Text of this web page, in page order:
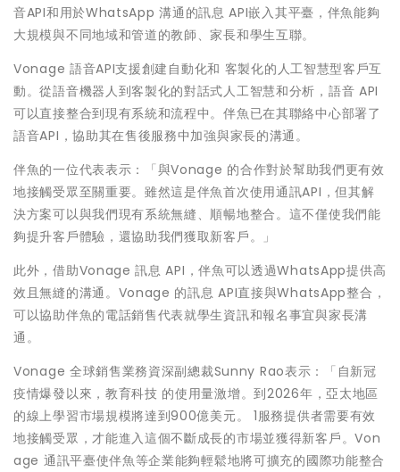
音API和用於WhatsApp 溝通的訊息 API嵌入其平臺，伴魚能夠
大規模與不同地域和管道的教師、家長和學生互聯。
Vonage 語音API支援創建自動化和 客製化的人工智慧型客戶互
動。從語音機器人到客製化的對話式人工智慧和分析，語音 API
可以直接整合到現有系統和流程中。伴魚已在其聯絡中心部署了
語音API，協助其在售後服務中加強與家長的溝通。
伴魚的一位代表表示：「與Vonage 的合作對於幫助我們更有效
地接觸受眾至關重要。雖然這是伴魚首次使用通訊API，但其解
決方案可以與我們現有系統無縫、順暢地整合。這不僅使我們能
夠提升客戶體驗，還協助我們獲取新客戶。」
此外，借助Vonage 訊息 API，伴魚可以透過WhatsApp提供高
效且無縫的溝通。Vonage 的訊息 API直接與WhatsApp整合，
可以協助伴魚的電話銷售代表就學生資訊和報名事宜與家長溝
通。
Vonage 全球銷售業務資深副總裁Sunny Rao表示：「自新冠
疫情爆發以來，教育科技 的使用量激增。到2026年，亞太地區
的線上學習市場規模將達到900億美元。 1服務提供者需要有效
地接觸受眾，才能進入這個不斷成長的市場並獲得新客戶。Von
age 通訊平臺使伴魚等企業能夠輕鬆地將可擴充的國際功能整合